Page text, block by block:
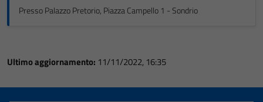
Presso Palazzo Pretorio, Piazza Campello 1 - Sondrio
Ultimo aggiornamento: 11/11/2022, 16:35